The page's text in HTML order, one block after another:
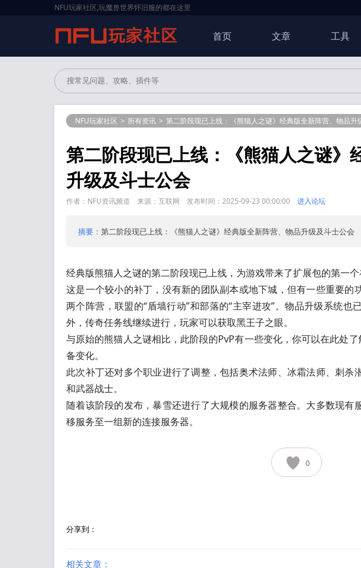
NFU玩家社区,玩魔兽世界怀旧服的都在这里
首页 文章 工具
NFU玩家社区 > 所有资讯 > 第二阶段现已上线：《熊猫人之谜》经典版全新阵营、物品升
第二阶段现已上线：《熊猫人之谜》
升级及斗士公会
作者：NFU资讯频道 来源：互联网 发布时间：2025-09-23 00:00:00 进入论坛
摘要： 第二阶段现已上线：《熊猫人之谜》经典版全新阵营、物品升级及斗士公会
经典版熊猫人之谜的第二阶段现已上线，为游戏带来了扩展包的第一个
这是一个较小的补丁，没有新的团队副本或地下城，但有一些重要的
两个阵营，联盟的“盾墙行动”和部落的“主宰进攻”。物品升级系统
外，传奇任务线继续进行，玩家可以获取黑王子之眼。
与原始的熊猫人之谜相比，此阶段的PvP有一些变化，你可以在此处
备变化。
此次补丁还对多个职业进行了调整，包括奥术法师、冰霜法师、刺杀
和武器战士。
随着该阶段的发布，暴雪还进行了大规模的服务器整合。大多数现有
移服务至一组新的连接服务器。
0
分享到：
相关文章：